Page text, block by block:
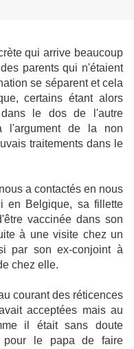
qui arrive beaucoup
parents qui n'étaient
se séparent et cela
certains étant alors
le dos de l'autre
l'argument de la non
traitements dans le
a contactés en nous
en Belgique, sa fillette
vaccinée dans son
à une visite chez un
par son ex-conjoint à
chez elle.
courant des réticences
acceptées mais au
il était sans doute
pour le papa de faire